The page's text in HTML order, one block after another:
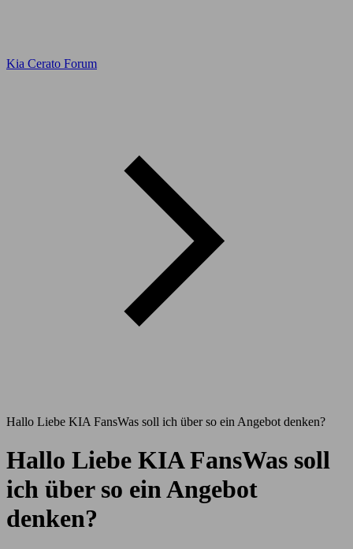
Kia Cerato Forum
Hallo Liebe KIA FansWas soll ich über so ein Angebot denken?
Hallo Liebe KIA FansWas soll
ich über so ein Angebot
denken?